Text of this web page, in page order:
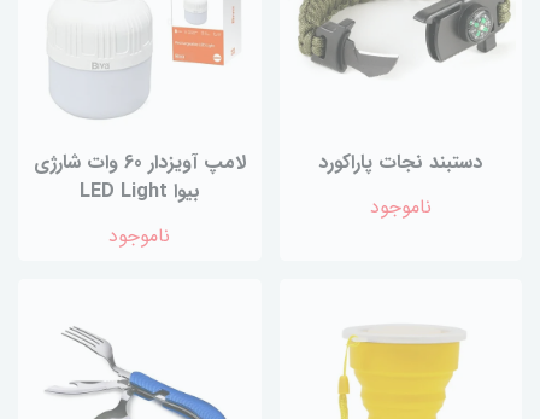
دستبند نجات پاراکورد
ناموجود
لامپ آویزدار 60 وات شارژی
بیوا LED Light
ناموجود